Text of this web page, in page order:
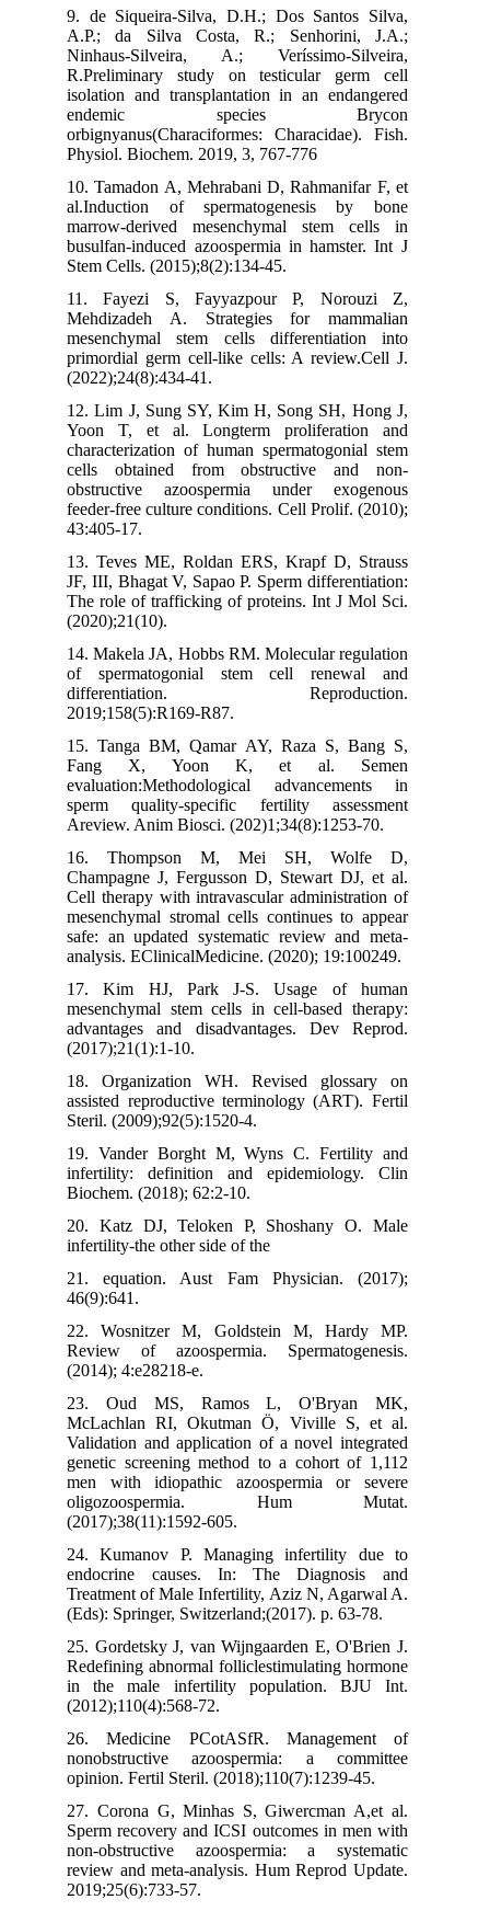
9. de Siqueira-Silva, D.H.; Dos Santos Silva,
A.P.; da Silva Costa, R.; Senhorini, J.A.;
Ninhaus-Silveira, A.; Veríssimo-Silveira,
R.Preliminary study on testicular germ cell
isolation and transplantation in an endangered
endemic species Brycon
orbignyanus(Characiformes: Characidae). Fish.
Physiol. Biochem. 2019, 3, 767-776
10. Tamadon A, Mehrabani D, Rahmanifar F, et
al.Induction of spermatogenesis by bone
marrow-derived mesenchymal stem cells in
busulfan-induced azoospermia in hamster. Int J
Stem Cells. (2015);8(2):134-45.
11. Fayezi S, Fayyazpour P, Norouzi Z,
Mehdizadeh A. Strategies for mammalian
mesenchymal stem cells differentiation into
primordial germ cell-like cells: A review.Cell J.
(2022);24(8):434-41.
12. Lim J, Sung SY, Kim H, Song SH, Hong J,
Yoon T, et al. Longterm proliferation and
characterization of human spermatogonial stem
cells obtained from obstructive and non-
obstructive azoospermia under exogenous
feeder-free culture conditions. Cell Prolif. (2010);
43:405-17.
13. Teves ME, Roldan ERS, Krapf D, Strauss
JF, III, Bhagat V, Sapao P. Sperm differentiation:
The role of trafficking of proteins. Int J Mol Sci.
(2020);21(10).
14. Makela JA, Hobbs RM. Molecular regulation
of spermatogonial stem cell renewal and
differentiation. Reproduction.
2019;158(5):R169-R87.
15. Tanga BM, Qamar AY, Raza S, Bang S,
Fang X, Yoon K, et al. Semen
evaluation:Methodological advancements in
sperm quality-specific fertility assessment
Areview. Anim Biosci. (202)1;34(8):1253-70.
16. Thompson M, Mei SH, Wolfe D,
Champagne J, Fergusson D, Stewart DJ, et al.
Cell therapy with intravascular administration of
mesenchymal stromal cells continues to appear
safe: an updated systematic review and meta-
analysis. EClinicalMedicine. (2020); 19:100249.
17. Kim HJ, Park J-S. Usage of human
mesenchymal stem cells in cell-based therapy:
advantages and disadvantages. Dev Reprod.
(2017);21(1):1-10.
18. Organization WH. Revised glossary on
assisted reproductive terminology (ART). Fertil
Steril. (2009);92(5):1520-4.
19. Vander Borght M, Wyns C. Fertility and
infertility: definition and epidemiology. Clin
Biochem. (2018); 62:2-10.
20. Katz DJ, Teloken P, Shoshany O. Male
infertility-the other side of the
21. equation. Aust Fam Physician. (2017);
46(9):641.
22. Wosnitzer M, Goldstein M, Hardy MP.
Review of azoospermia. Spermatogenesis.
(2014); 4:e28218-e.
23. Oud MS, Ramos L, O'Bryan MK,
McLachlan RI, Okutman Ö, Viville S, et al.
Validation and application of a novel integrated
genetic screening method to a cohort of 1,112
men with idiopathic azoospermia or severe
oligozoospermia. Hum Mutat.
(2017);38(11):1592-605.
24. Kumanov P. Managing infertility due to
endocrine causes. In: The Diagnosis and
Treatment of Male Infertility, Aziz N, Agarwal A.
(Eds): Springer, Switzerland;(2017). p. 63-78.
25. Gordetsky J, van Wijngaarden E, O'Brien J.
Redefining abnormal folliclestimulating hormone
in the male infertility population. BJU Int.
(2012);110(4):568-72.
26. Medicine PCotASfR. Management of
nonobstructive azoospermia: a committee
opinion. Fertil Steril. (2018);110(7):1239-45.
27. Corona G, Minhas S, Giwercman A,et al.
Sperm recovery and ICSI outcomes in men with
non-obstructive azoospermia: a systematic
review and meta-analysis. Hum Reprod Update.
2019;25(6):733-57.